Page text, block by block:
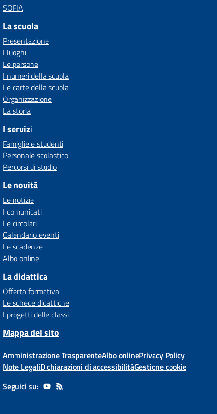
SOFIA
La scuola
Presentazione
I luoghi
Le persone
I numeri della scuola
Le carte della scuola
Organizzazione
La storia
I servizi
Famiglie e studenti
Personale scolastico
Percorsi di studio
Le novità
Le notizie
I comunicati
Le circolari
Calendario eventi
Le scadenze
Albo online
La didattica
Offerta formativa
Le schede didattiche
I progetti delle classi
Mappa del sito
Amministrazione TrasparenteAlbo onlinePrivacy Policy
Note LegaliDichiarazioni di accessibilitàGestione cookie
Seguici su: